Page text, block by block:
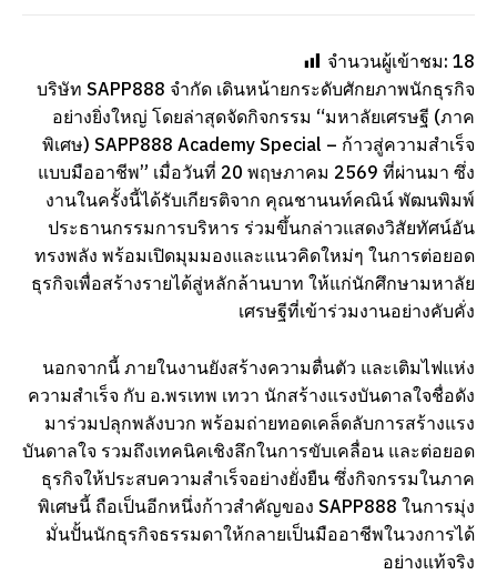
จำนวนผู้เข้าชม: 18
บริษัท SAPP888 จำกัด เดินหน้ายกระดับศักยภาพนักธุรกิจ
อย่างยิ่งใหญ่ โดยล่าสุดจัดกิจกรรม “มหาลัยเศรษฐี (ภาค
พิเศษ) SAPP888 Academy Special – ก้าวสู่ความสำเร็จ
แบบมืออาชีพ” เมื่อวันที่ 20 พฤษภาคม 2569 ที่ผ่านมา ซึ่ง
งานในครั้งนี้ได้รับเกียรติจาก คุณชานนท์คณิน์ พัฒนพิมพ์
ประธานกรรมการบริหาร ร่วมขึ้นกล่าวแสดงวิสัยทัศน์อัน
ทรงพลัง พร้อมเปิดมุมมองและแนวคิดใหม่ๆ ในการต่อยอด
ธุรกิจเพื่อสร้างรายได้สู่หลักล้านบาท ให้แก่นักศึกษามหาลัย
เศรษฐีที่เข้าร่วมงานอย่างคับคั่ง
นอกจากนี้ ภายในงานยังสร้างความตื่นตัว และเติมไฟแห่ง
ความสำเร็จ กับ อ.พรเทพ เทวา นักสร้างแรงบันดาลใจชื่อดัง
มาร่วมปลุกพลังบวก พร้อมถ่ายทอดเคล็ดลับการสร้างแรง
บันดาลใจ รวมถึงเทคนิคเชิงลึกในการขับเคลื่อน และต่อยอด
ธุรกิจให้ประสบความสำเร็จอย่างยั่งยืน ซึ่งกิจกรรมในภาค
พิเศษนี้ ถือเป็นอีกหนึ่งก้าวสำคัญของ SAPP888 ในการมุ่ง
มั่นปั้นนักธุรกิจธรรมดาให้กลายเป็นมืออาชีพในวงการได้
อย่างแท้จริง